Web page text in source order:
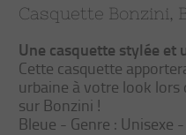
Casquette Bonzini,
Une casquette stylée et
Cette casquette
urbaine à votre look
sur Bonzini !
Bleue - Genre : Unisexe